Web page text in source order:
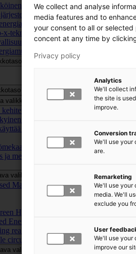
liikenne
x-teknologia
valikkotaso
maski on tärkeä?
ja tulevaisuuden kasvomaski?
uudelleen ja kierrättää?
energianmuunnosjärjestelmät
merkityksettömyys
valikkotaso
Management for Business and
Hydrogen and CO2 for Industry
Energy Conversion Machinery
reality through simulation
circularity of inorganic materials
valikkotaso
We collect and analyse
media features and to
your consent to all or
concent at any time by
Privacy policy
Analytics
We'll collect
the site is
improve.
Conversion
We'll use your
are.
Remarketing
We'll use your
media. We'll
exclude you
User
We'll use your
improve our